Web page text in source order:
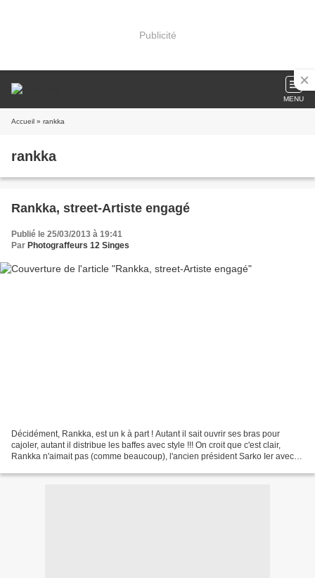
Publicité
MENU
Accueil » rankka
rankka
Rankka, street-Artiste engagé
Publié le 25/03/2013 à 19:41
Par Photograffeurs 12 Singes
Décidément, Rankka, est un k à part ! Autant il sait ouvrir ses bras pour
cajoler, autant il distribue les baffes avec style !!! On croit que c'est clair,
Rankka n'aimait pas (comme beaucoup), l'ancien président Sarko Ier avec